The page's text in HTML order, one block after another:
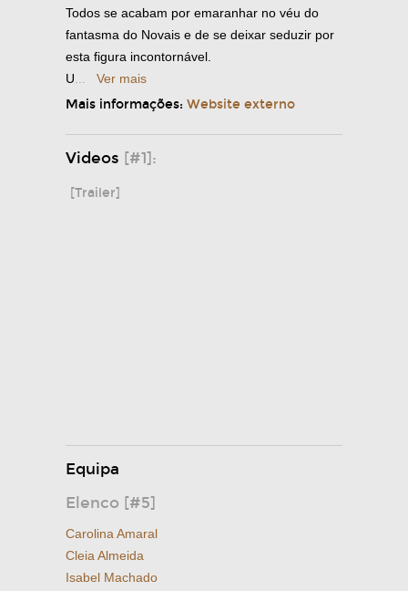
Todos se acabam por emaranhar no véu do
fantasma do Novais e de se deixar seduzir por
esta figura incontornável.
U... Ver mais
Mais informações: Website externo
Videos [#1]:
[Trailer]
Equipa
Elenco [#5]
Carolina Amaral
Cleia Almeida
Isabel Machado